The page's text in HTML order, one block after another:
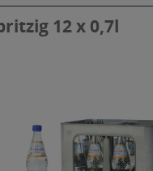
12 x 0,7l